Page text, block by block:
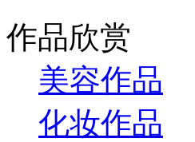
作品欣赏
美容作品
化妆作品